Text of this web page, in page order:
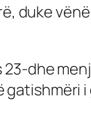
duke
dhe
gatishmëri